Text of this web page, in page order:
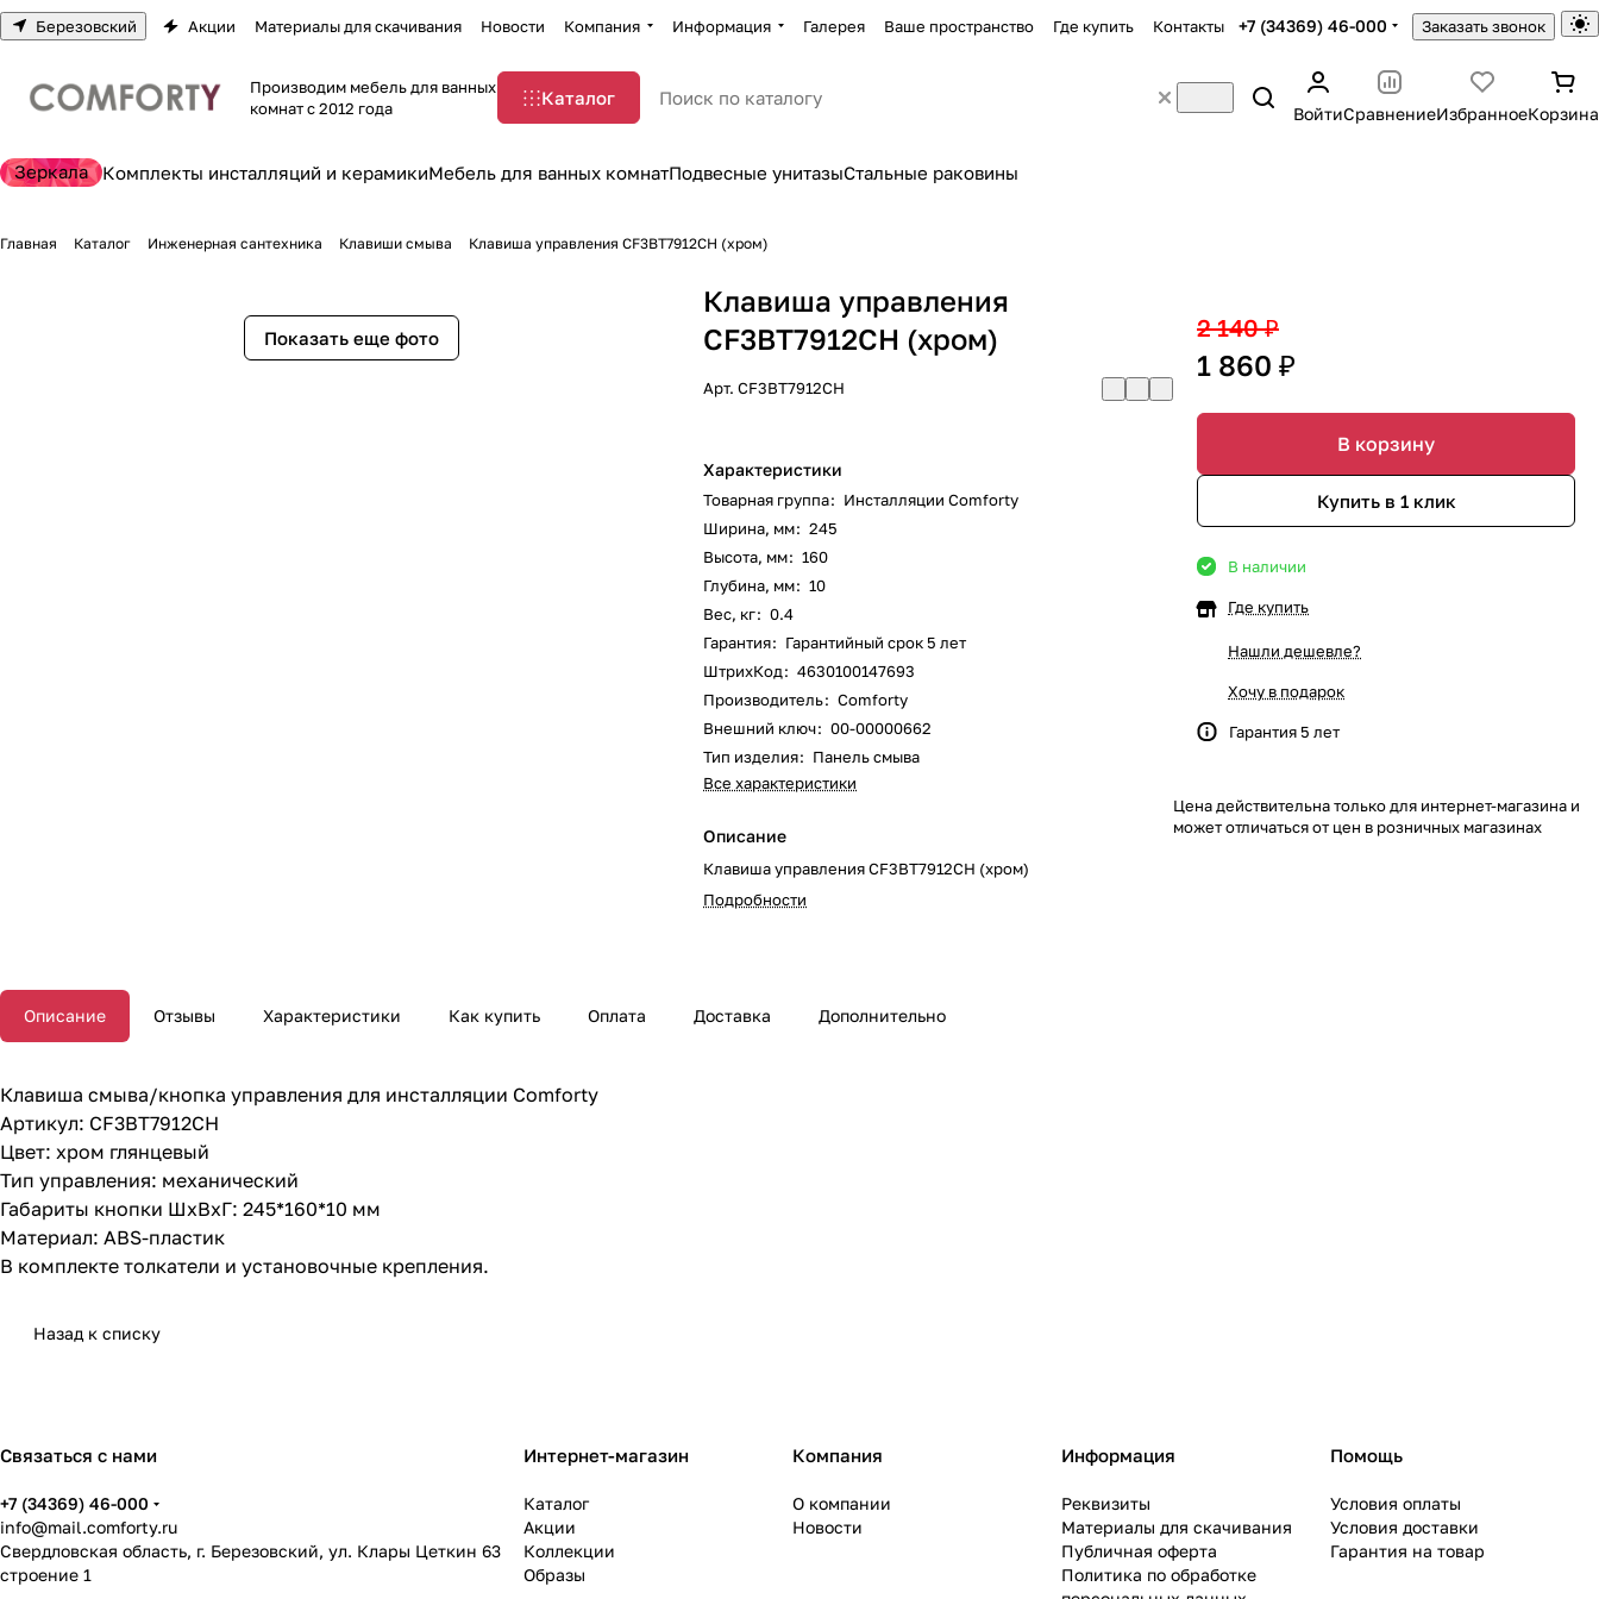
Березовский Акции Материалы для скачивания Новости Компания Информация Галерея Ваше пространство Где купить Контакты +7 (34369) 46-000 Заказать звонок
Производим мебель для ванных
комнат с 2012 года
Каталог
ВойтиСравнениеИзбранноеКорзина
Зеркала Комплекты инсталляций и керамикиМебель для ванных комнатПодвесные унитазыСтальные раковины
Главная Каталог Инженерная сантехника Клавиши смыва Клавиша управления CF3BT7912CH (хром)
Показать еще фото
Клавиша управления
CF3BT7912CH (хром)
Арт.CF3BT7912CH
Характеристики
Товарная группа: Инсталляции Comforty
Ширина, мм: 245
Высота, мм: 160
Глубина, мм: 10
Вес, кг: 0.4
Гарантия: Гарантийный срок 5 лет
ШтрихКод: 4630100147693
Производитель: Comforty
Внешний ключ: 00-00000662
Тип изделия: Панель смыва
Все характеристики
Описание
Клавиша управления CF3BT7912CH (хром)
Подробности
2 140 ₽
1 860 ₽
В корзину
Купить в 1 клик
В наличии
Где купить
Нашли дешевле?
Хочу в подарок
Гарантия 5 лет
Цена действительна только для интернет-магазина и
может отличаться от цен в розничных магазинах
Описание Отзывы Характеристики Как купить Оплата Доставка Дополнительно
Клавиша смыва/кнопка управления для инсталляции Comforty
Артикул: CF3BT7912CH
Цвет: хром глянцевый
Тип управления: механический
Габариты кнопки ШхВхГ: 245*160*10 мм
Материал: ABS-пластик
В комплекте толкатели и установочные крепления.
Назад к списку
Связаться с нами
+7 (34369) 46-000
info@mail.comforty.ru
Свердловская область, г. Березовский, ул. Клары Цеткин 63
строение 1
Интернет-магазин
Каталог
Акции
Коллекции
Образы
Компания
О компании
Новости
Информация
Реквизиты
Материалы для скачивания
Публичная оферта
Политика по обработке
Помощь
Условия оплаты
Условия доставки
Гарантия на товар